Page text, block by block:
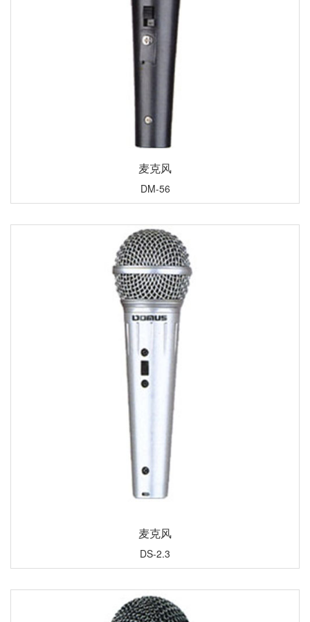
麦克风
DM-56
麦克风
DS-2.3